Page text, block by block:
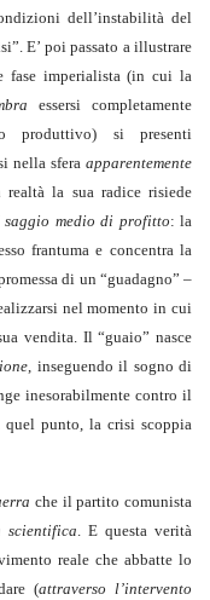
dell’instabilità del
E’ poi passato a illustrare
fase imperialista (in cui la
essersi completamente
produttivo) si presenti
nella sfera apparentemente
la sua radice risiede
saggio medio di profitto: la
frantuma e concentra la
di un “guadagno” –
nel momento in cui
vendita. Il “guaio” nasce
, inseguendo il sogno di
inesorabilmente contro il
quel punto, la crisi scoppia
che il partito comunista
scientifica. E questa verità
reale che abbatte lo
(attraverso l’intervento